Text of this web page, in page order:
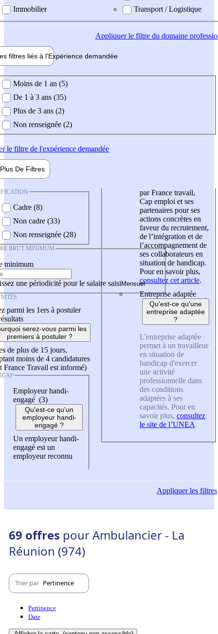
Immobilier
Transport / Logistique
Appliquerle filtre du domaine
filtres liés à l'Expérience demandée
demandée
Moins de 1 an (5)
De 1 à 3 ans (35)
Plus de 3 ans (2)
Non renseignée (2)
le filtre de l'expérience demandée
Plus De Filtres
Cadre (8)
Non cadre (33)
Non renseignée (28)
BRUT MINIMUM
minimum
une périodicité pour le salaire saisi
parmi les 1ers à postuler
serez-vous parmi les
premiers à postuler ?
de plus de 15 jours,
moins de 4 candidatures
France Travail est informé)
Employeur handi-
engagé (3)
Qu'est-ce qu'un
employeur handi-
engagé ?
Un employeur handi-
engagé est un
employeur reconnu
par France travail,
Cap emploi et ses
partenaires pour ses
actions concrètes en
faveur du recrutement,
de l’intégration et de
l’accompagnement de
ses collaborateurs en
situation de handicap.
Pour en savoir plus,
consultez cet article.
Entreprise adaptée
Qu'est-ce qu'une
entreprise adaptée
?
L'entreprise adaptée
permet à un travailleur
en situation de
handicap d'exercer
une activité
professionnelle dans
des conditions
adaptées à ses
capacités. Pour en
savoir plus, consultez
le site de l’UNEA.
Appliquerles filtres
69 offres pour Ambulancier - La
Réunion (974)
Trier par Pertinence
Pertinence
Date